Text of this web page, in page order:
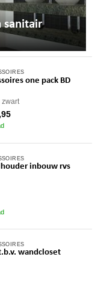
sanitair
one pack BD
zwart
huidige
Reserverolhouder inbouw rvs
wandcloset